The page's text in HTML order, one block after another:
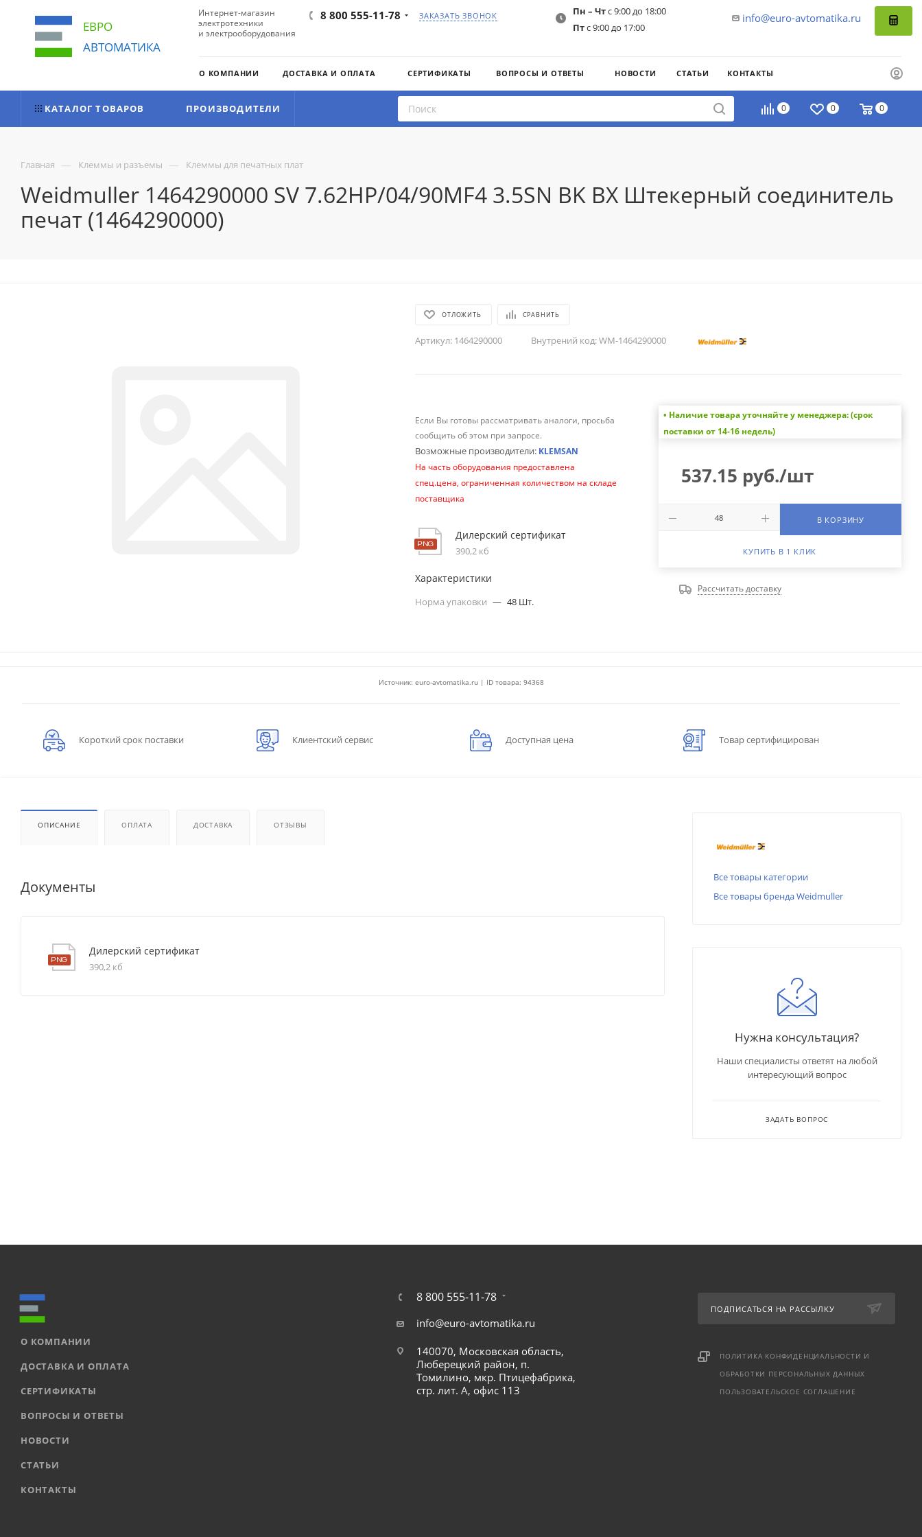
ЕВРО
АВТОМАТИКА
Интернет-магазин
электротехники
и электрооборудования
8 800 555-11-78 ЗАКАЗАТЬ ЗВОНОК info@euro-avtomatika.ru
Пн – Чтс 9:00 до 18:00
Птс 9:00 до 17:00
О КОМПАНИИ ДОСТАВКА И ОПЛАТА СЕРТИФИКАТЫ ВОПРОСЫ И ОТВЕТЫ НОВОСТИ СТАТЬИ КОНТАКТЫ
0 0 0
КАТАЛОГ ТОВАРОВ ПРОИЗВОДИТЕЛИ
Главная — Клеммы и разъемы — Клеммы для печатных плат
Weidmuller 1464290000 SV 7.62HP/04/90MF4 3.5SN BK BX Штекерный соединитель
печат (1464290000)
ОТЛОЖИТЬ СРАВНИТЬ
Артикул: 1464290000 Внутрений код:WM-1464290000
Если Вы готовы рассматривать аналоги, просьба
сообщить об этом при запросе.
Возможные производители: KLEMSAN
На часть оборудования предоставлена
спец.цена, ограниченная количеством на складе
поставщика
Дилерский сертификат
390,2 кб
Характеристики
Норма упаковки — 48 Шт.
• Наличие товара уточняйте у менеджера: (срок
поставки от 14-16 недель)
537.15 руб./шт
В КОРЗИНУ
КУПИТЬ В 1 КЛИК
Рассчитать доставку
Источник: euro-avtomatika.ru | ID товара: 94368
Короткий срок поставки Клиентский сервис Доступная цена Товар сертифицирован
ОПИСАНИЕ ОПЛАТА ДОСТАВКА ОТЗЫВЫ
Документы
Дилерский сертификат
390,2 кб
Все товары категории
Все товары бренда Weidmuller
Нужна консультация?
Наши специалисты ответят на любой
интересующий вопрос
ЗАДАТЬ ВОПРОС
О КОМПАНИИ
ДОСТАВКА И ОПЛАТА
СЕРТИФИКАТЫ
ВОПРОСЫ И ОТВЕТЫ
НОВОСТИ
СТАТЬИ
КОНТАКТЫ
8 800 555-11-78
info@euro-avtomatika.ru
140070, Московская область,
Люберецкий район, п.
Томилино, мкр. Птицефабрика,
стр. лит. А, офис 113
ПОДПИСАТЬСЯ НА РАССЫЛКУ
ПОЛИТИКА КОНФИДЕНЦИАЛЬНОСТИ И
ОБРАБОТКИ ПЕРСОНАЛЬНЫХ ДАННЫХ
ПОЛЬЗОВАТЕЛЬСКОЕ СОГЛАШЕНИЕ